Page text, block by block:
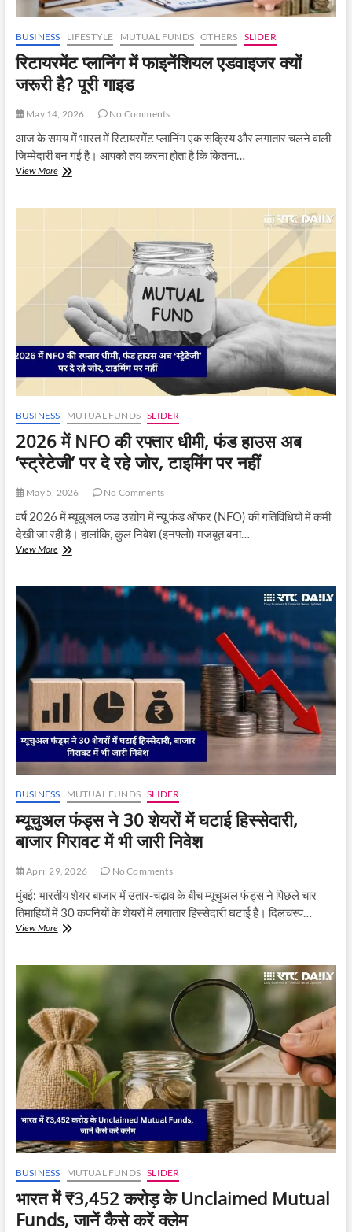
BUSINESS LIFESTYLE MUTUAL FUNDS OTHERS SLIDER
रिटायरमेंट प्लानिंग में फाइनेंशियल एडवाइजर क्यों
जरूरी है? पूरी गाइड
May 14, 2026 No Comments
आज के समय में भारत में रिटायरमेंट प्लानिंग एक सक्रिय और लगातार चलने वाली
जिम्मेदारी बन गई है। आपको तय करना होता है कि कितना…
View Moreरिटायरमेंट
है?
गाइड
BUSINESS MUTUAL FUNDS SLIDER
2026 में NFO की रफ्तार धीमी, फंड हाउस अब
‘स्ट्रेटेजी’ पर दे रहे जोर, टाइमिंग पर नहीं
May 5, 2026 No Comments
वर्ष 2026 में म्यूचुअल फंड उद्योग में न्यू फंड ऑफर (NFO) की गतिविधियों में कमी
देखी जा रही है। हालांकि, कुल निवेश (इनफ्लो) मजबूत बना…
View More2026
फंड
अब
‘स्ट्रेटेजी’
दे
जोर,
टाइमिंग
पर
नहीं
BUSINESS
MUTUAL FUNDS SLIDER
म्यूचुअल फंड्स ने 30 शेयरों में घटाई हिस्सेदारी,
बाजार गिरावट में भी जारी निवेश
April 29, 2026 No Comments
मुंबई: भारतीय शेयर बाजार में उतार-चढ़ाव के बीच म्यूचुअल फंड्स ने पिछले चार
तिमाहियों में 30 कंपनियों के शेयरों में लगातार हिस्सेदारी घटाई है। दिलचस्प…
View Moreम्यूचुअल
घटाई
हिस्सेदारी,
बाजार
गिरावट
में
भी
जारी
निवेश
BUSINESS MUTUAL FUNDS SLIDER
भारत में ₹3,452 करोड़ के Unclaimed Mutual
Funds, जानें कैसे करें क्लेम